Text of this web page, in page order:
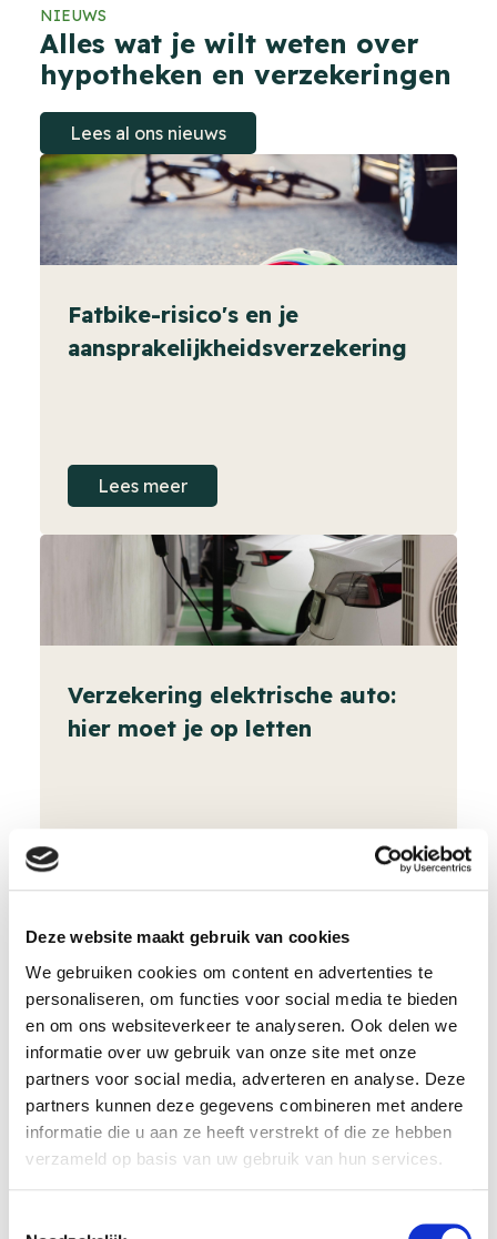
Deze website maakt gebruik van cookies
We gebruiken cookies om content en advertenties te
personaliseren, om functies voor social media te bieden
en om ons websiteverkeer te analyseren. Ook delen we
informatie over uw gebruik van onze site met onze
partners voor social media, adverteren en analyse. Deze
partners kunnen deze gegevens combineren met andere
informatie die u aan ze heeft verstrekt of die ze hebben
verzameld op basis van uw gebruik van hun services.
NIEUWS
Alles wat je wilt weten over
hypotheken en verzekeringen
Lees al ons nieuws
Fatbike-risico's en je
aansprakelijkheidsverzekering
Lees meer
Verzekering elektrische auto:
hier moet je op letten
Hoe krijg je grip op verzuim als
werkgever?